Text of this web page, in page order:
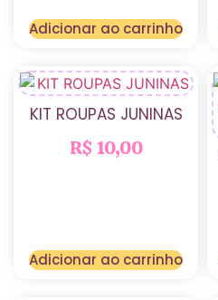
Adicionar ao carrinho
KIT ROUPAS JUNINAS
R$ 10,00
Adicionar ao carrinho